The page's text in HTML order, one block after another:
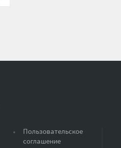
Пользовательское
соглашение